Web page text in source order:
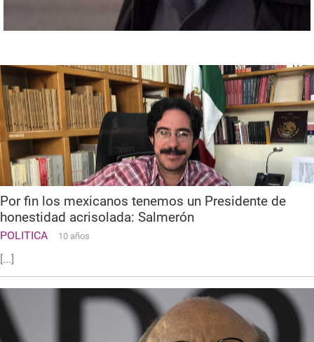
Por fin los mexicanos tenemos un Presidente de
honestidad acrisolada: Salmerón
POLITICA 10 años
[...]